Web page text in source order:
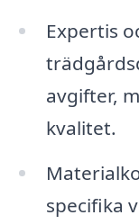
Expertis
avgifter,
kvalitet.
specifika